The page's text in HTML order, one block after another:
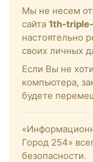
Мы не несем
сайта 1th-
настоятельно
своих личных
Если Вы не
компьютера,
будете
Город 254»
безопасности.